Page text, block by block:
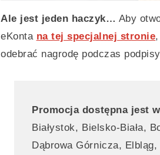
Ale jest jeden haczyk… Aby
eKonta na tej specjalnej stronie
odebrać nagrodę podczas
Promocja dostępna jest
Białystok, Bielsko-Biała,
Dąbrowa Górnicza,